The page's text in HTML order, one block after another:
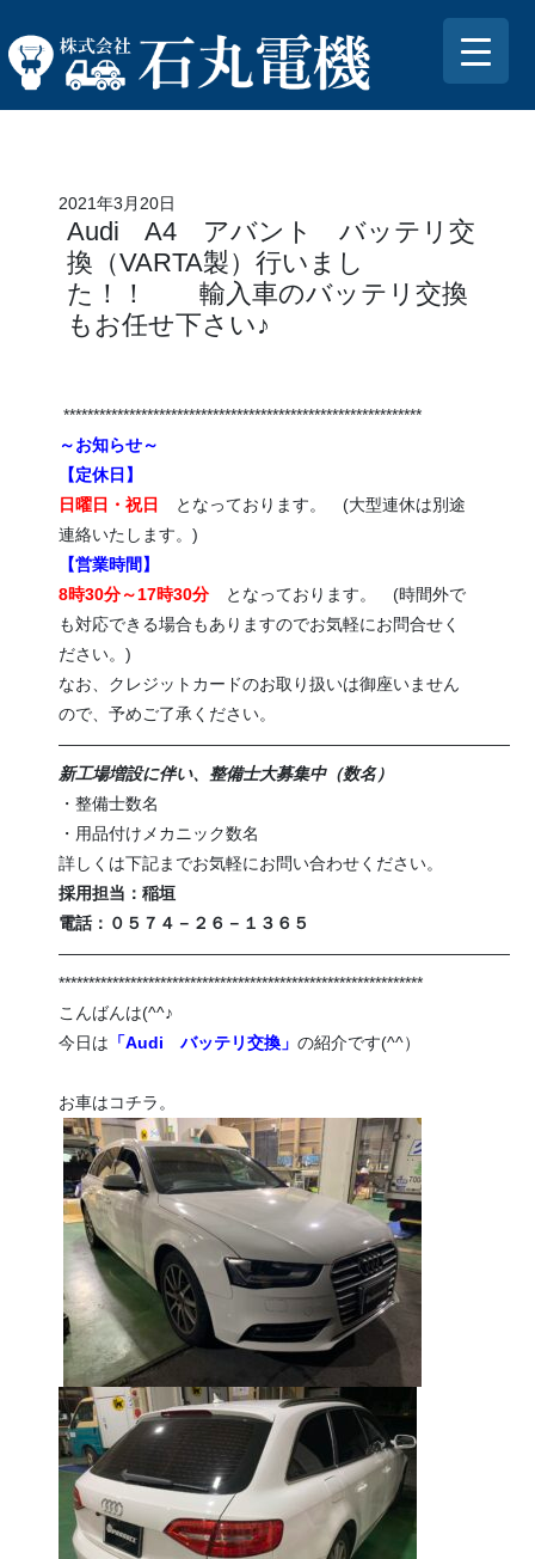
2021年3月20日
Audi A4 アバント バッテリ交
換（VARTA製）行いまし
た！！ 輸入車のバッテリ交換
もお任せ下さい♪
************************************************************
～お知らせ～
【定休日】
日曜日・祝日
となっております。 (大型連休は別途
連絡いたします。)
【営業時間】
8時30分～17時30分 となっております。 (時間外で
も対応できる場合もありますのでお気軽にお問合せく
ださい。)
なお、クレジットカードのお取り扱いは御座いません
ので、予めご了承ください。
———————————————————————————
新工場増設に伴い、整備士大募集中（数名）
・整備士数名
・用品付けメカニック数名
詳しくは下記までお気軽にお問い合わせください。
採用担当：稲垣
電話：０５７４－２６－１３６５
———————————————————————————
*************************************************************
こんばんは(^^♪
今日は 「Audi バッテリ交換」の紹介です(^^）
お車はコチラ。